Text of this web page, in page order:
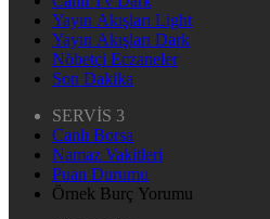
Yayın Akışları Light
Yayın Akışları Dark
Nöbetçi Eczaneler
Son Dakika
SERVİS 3
Canlı Borsa
Namaz Vakitleri
Puan Durumu
Örnek Burç Yorumu